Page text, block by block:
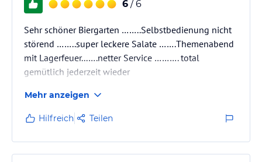
6 / 6
Sehr schöner Biergarten ……..Selbstbedienung nicht
störend ……..super leckere Salate …….Themenabend
mit Lagerfeuer...….netter Service ………. total
gemütlich jederzeit wieder
Mehr anzeigen
Hilfreich Teilen